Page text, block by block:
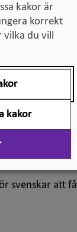
EU-
flera
med flera.
Europe och
kommer till
Europe är,
svenskar att få
kakor är
korrekt
du vill
kakor